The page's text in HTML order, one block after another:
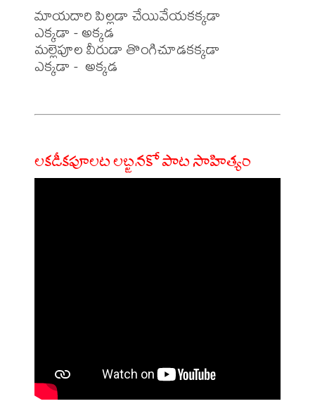
మాయదారి పిల్లడా చేయివేయకక్కడా
ఎక్కడా - అక్కడ
మల్లెపూల వీరుడా తొంగిచూడకక్కడా
ఎక్కడా -  అక్కడ
లకడీకపూలట లబ్జనకో పాట సాహిత్యం